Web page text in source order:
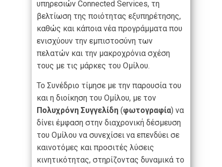
υπηρεσιών Connected Services, τη
βελτίωση της ποιότητας εξυπηρέτησης,
καθώς και κάποια νέα προγράμματα που
ενισχύουν την εμπιστοσύνη των
πελατών και την μακροχρόνια σχέση
τους με τις μάρκες του Ομίλου.
To Συνέδριο τίμησε με την παρουσία του
και η διοίκηση του Ομίλου, με τον
Πολυχρόνη Συγγελίδη (φωτογραφία) να
δίνει έμφαση στην διαχρονική δέσμευση
του Ομίλου να συνεχίσει να επενδύει σε
καινοτόμες και προσιτές λύσεις
κινητικότητας, στηρίζοντας δυναμικά το